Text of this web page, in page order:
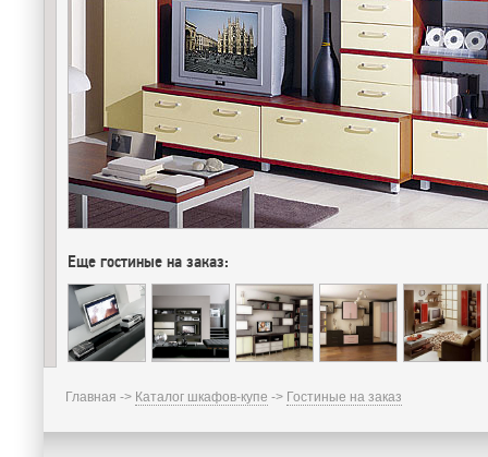
Еще гостиные на заказ:
Главная -> Каталог шкафов-купе -> Гостиные на заказ